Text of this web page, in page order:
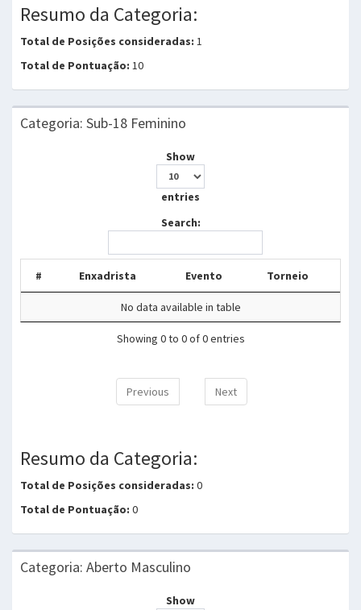
Resumo da Categoria:
Total de Posições consideradas: 1
Total de Pontuação: 10
Categoria: Sub-18 Feminino
Show
entries
Search:
# Enxadrista Evento Torneio
No data available in table
Showing 0 to 0 of 0 entries
Previous Next
Resumo da Categoria:
Total de Posições consideradas: 0
Total de Pontuação: 0
Categoria: Aberto Masculino
Show